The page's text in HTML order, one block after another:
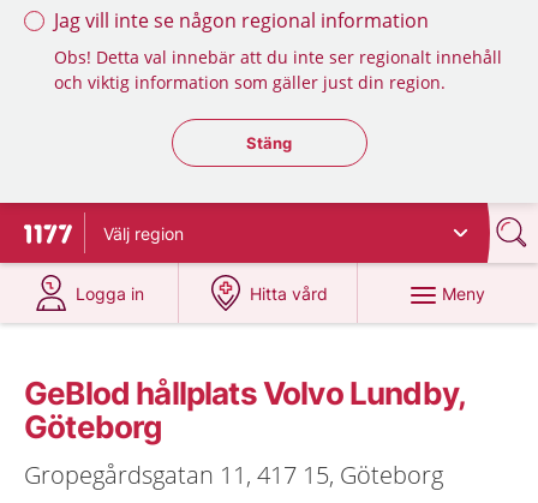
Jag vill inte se någon regional information
Obs! Detta val innebär att du inte ser regionalt innehåll
och viktig information som gäller just din region.
Stäng regionsväljaren
Stäng
Till startsidan för 1177
Välj region
Logga in
på 1177.se
Hitta vård
på 1177.se
Meny
GeBlod hållplats Volvo Lundby,
Göteborg
Gropegårdsgatan 11, 417 15, Göteborg